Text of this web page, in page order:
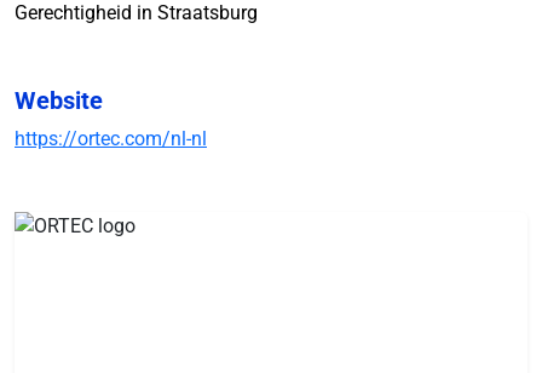
Gerechtigheid in Straatsburg
Website
https://ortec.com/nl-nl